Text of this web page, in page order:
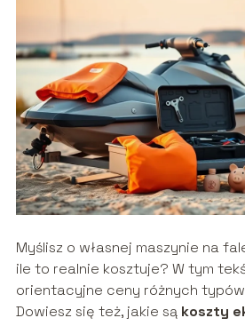
Myślisz o własnej maszynie na
ile to realnie kosztuje? W tym
orientacyjne ceny różnych
Dowiesz się też, jakie są koszty